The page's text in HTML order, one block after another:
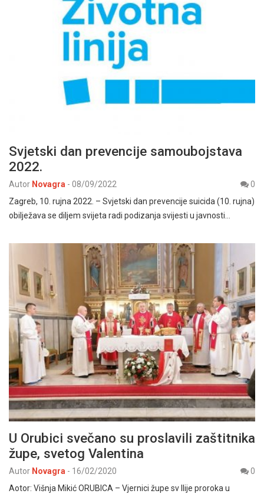
Svjetski dan prevencije samoubojstava
2022.
Autor Novagra - 08/09/2022
0
Zagreb, 10. rujna 2022. – Svjetski dan prevencije suicida (10. rujna)
obilježava se diljem svijeta radi podizanja svijesti u javnosti…
U Orubici svečano su proslavili zaštitnika
župe, svetog Valentina
Autor Novagra - 16/02/2020
0
Aotor: Višnja Mikić ORUBICA – Vjernici župe sv Ilije proroka u